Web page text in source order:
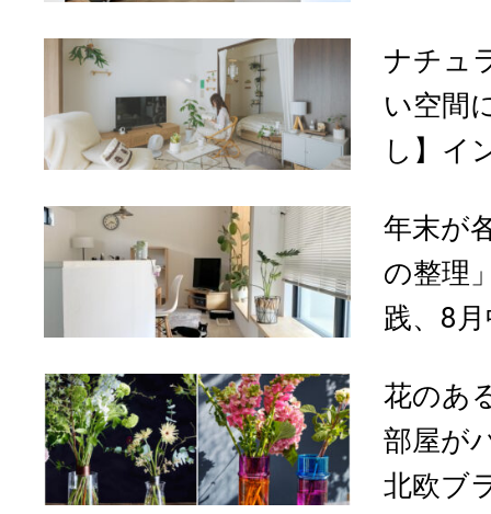
ナチュ
い空間
し】イ
年末が
の整理
践、8
花のあ
部屋が
北欧ブ